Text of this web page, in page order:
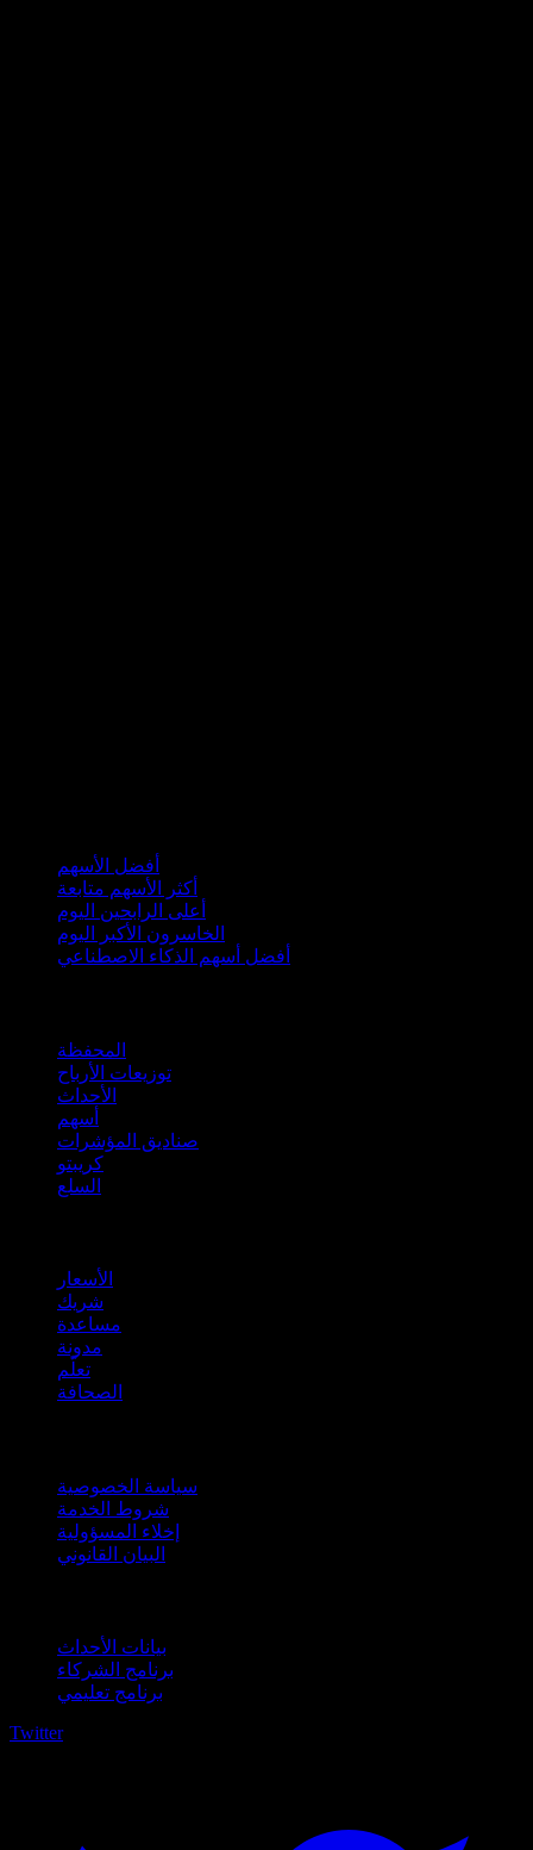
أفضل الأسهم
أكثر الأسهم متابعة
أعلى الرابحين اليوم
الخاسرون الأكبر اليوم
أفضل أسهم الذكاء الاصطناعي
المحفظة
توزيعات الأرباح
الأحداث
أسهم
صناديق المؤشرات
كريبتو
السلع
الأسعار
شريك
مساعدة
مدونة
تعلّم
الصحافة
سياسة الخصوصية
شروط الخدمة
إخلاء المسؤولية
البيان القانوني
بيانات الأحداث
برنامج الشركاء
برنامج تعليمي
Twitter